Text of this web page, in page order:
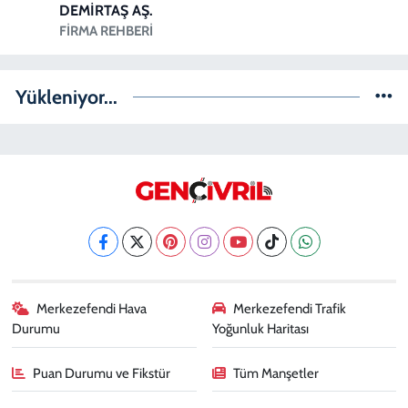
DEMİRTAŞ AŞ.
FIRMA REHBERI
Yükleniyor...
Merkezefendi Hava
Durumu
Merkezefendi Trafik
Yoğunluk Haritası
Puan Durumu ve Fikstür Tüm Manşetler